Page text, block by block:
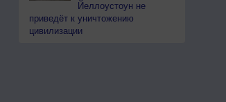
Йеллоустоун не
приведёт к уничтожению
цивилизации